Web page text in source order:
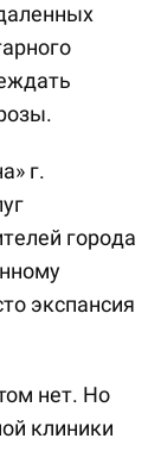
г.
города
экспансия
нет. Но
клиники